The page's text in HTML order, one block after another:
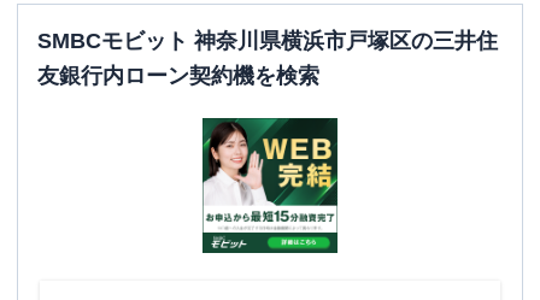
SMBCモビット 神奈川県横浜市戸塚区の三井住
友銀行内ローン契約機を検索